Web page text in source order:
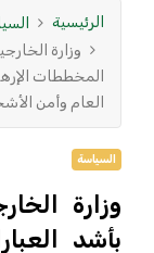
الرئيسية
وزارة
المخططات
العام وأمن
السياسة
وزارة
بأشد